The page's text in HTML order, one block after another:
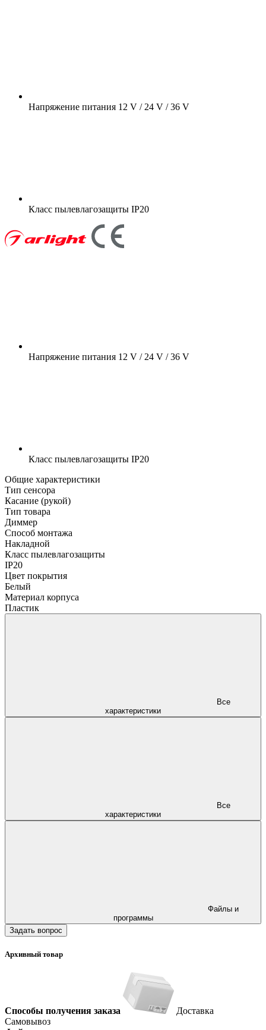
Напряжение питания 12 V / 24 V / 36 V
Класс пылевлагозащиты IP20
Напряжение питания 12 V / 24 V / 36 V
Класс пылевлагозащиты IP20
Общие характеристики
Тип сенсора
Касание (рукой)
Тип товара
Диммер
Способ монтажа
Накладной
Класс пылевлагозащиты
IP20
Цвет покрытия
Белый
Материал корпуса
Пластик
характеристики
характеристики
программы
Задать вопрос
Архивный товар
Способы получения заказа
Доставка
Самовывоз